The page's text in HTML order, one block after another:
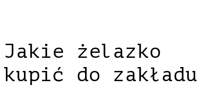
Jakie żelazko
kupić do zakładu